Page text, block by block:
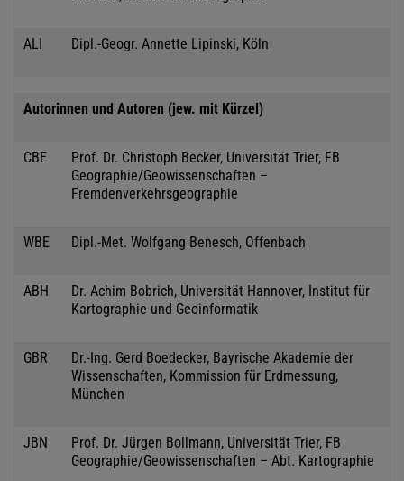
ALI Dipl.-Geogr. Annette Lipinski, Köln
Autorinnen und Autoren (jew. mit Kürzel)
CBE
Prof. Dr. Christoph Becker, Universität Trier, FB
Geographie/Geowissenschaften –
Fremdenverkehrsgeographie
WBE Dipl.-Met. Wolfgang Benesch, Offenbach
ABH
Dr. Achim Bobrich, Universität Hannover, Institut für
Kartographie und Geoinformatik
GBR
Dr.-Ing. Gerd Boedecker, Bayrische Akademie der
Wissenschaften, Kommission für Erdmessung,
München
JBN
Prof. Dr. Jürgen Bollmann, Universität Trier, FB
Geographie/Geowissenschaften – Abt. Kartographie